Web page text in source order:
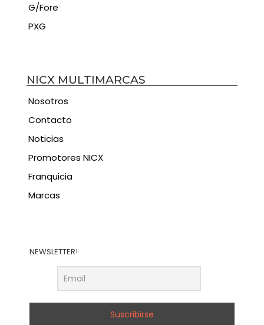
G/Fore
PXG
NICX MULTIMARCAS
Nosotros
Contacto
Noticias
Promotores NICX
Franquicia
Marcas
NEWSLETTER!